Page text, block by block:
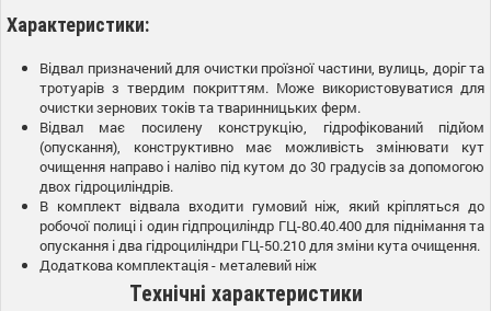
Характеристики:
Відвал призначений для очистки проїзної частини, вулиць, доріг та
тротуарів з твердим покриттям. Може використовуватися для
очистки зернових токів та тваринницьких ферм.
Відвал має посилену конструкцію, гідрофікований підйом
(опускання), конструктивно має можливість змінювати кут
очищення направо і наліво під кутом до 30 градусів за допомогою
двох гідроциліндрів.
В комплект відвала входити гумовий ніж, який кріпляться до
робочої полиці і один гідпроциліндр ГЦ-80.40.400 для піднімання та
опускання і два гідроциліндри ГЦ-50.210 для зміни кута очищення.
Додаткова комплектація - металевий ніж
Технічні характеристики